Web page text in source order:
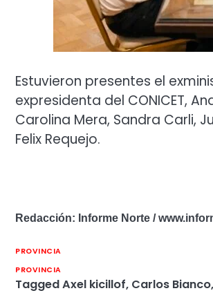
Estuvieron presentes el
expresidenta del CONICET,
Carolina Mera, Sandra Carli,
Felix Requejo.
Redacción: Informe Norte /
PROVINCIA
PROVINCIA
TaggedAxel kicillof, Carlos Bianco,